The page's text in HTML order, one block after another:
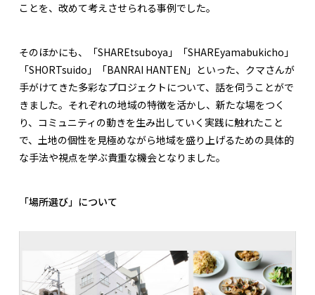
ことを、改めて考えさせられる事例でした。
そのほかにも、「SHAREtsuboya」「SHAREyamabukicho」
「SHORTsuido」「BANRAI HANTEN」といった、クマさんが
手がけてきた多彩なプロジェクトについて、話を伺うことがで
きました。それぞれの地域の特徴を活かし、新たな場をつく
り、コミュニティの動きを生み出していく実践に触れたこと
で、土地の個性を見極めながら地域を盛り上げるための具体的
な手法や視点を学ぶ貴重な機会となりました。
「場所選び」について